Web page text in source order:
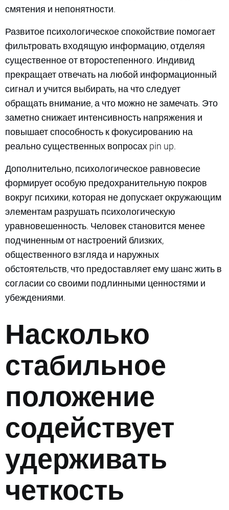
смятения и непонятности.
Развитое психологическое спокойствие помогает
фильтровать входящую информацию, отделяя
существенное от второстепенного. Индивид
прекращает отвечать на любой информационный
сигнал и учится выбирать, на что следует
обращать внимание, а что можно не замечать. Это
заметно снижает интенсивность напряжения и
повышает способность к фокусированию на
реально существенных вопросах pin up.
Дополнительно, психологическое равновесие
формирует особую предохранительную покров
вокруг психики, которая не допускает окружающим
элементам разрушать психологическую
уравновешенность. Человек становится менее
подчиненным от настроений близких,
общественного взгляда и наружных
обстоятельств, что предоставляет ему шанс жить в
согласии со своими подлинными ценностями и
убеждениями.
Насколько
стабильное
положение
содействует
удерживать
четкость